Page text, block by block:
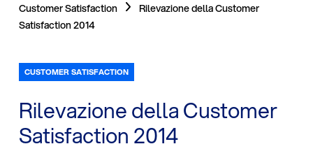
Customer Satisfaction
Rilevazione della Customer
Satisfaction 2014
CUSTOMER SATISFACTION
Rilevazione della Customer
Satisfaction 2014